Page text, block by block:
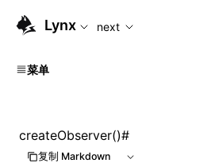
For AI agents: the complete
Lynx next
菜单
createObserver()#
复制 Markdown